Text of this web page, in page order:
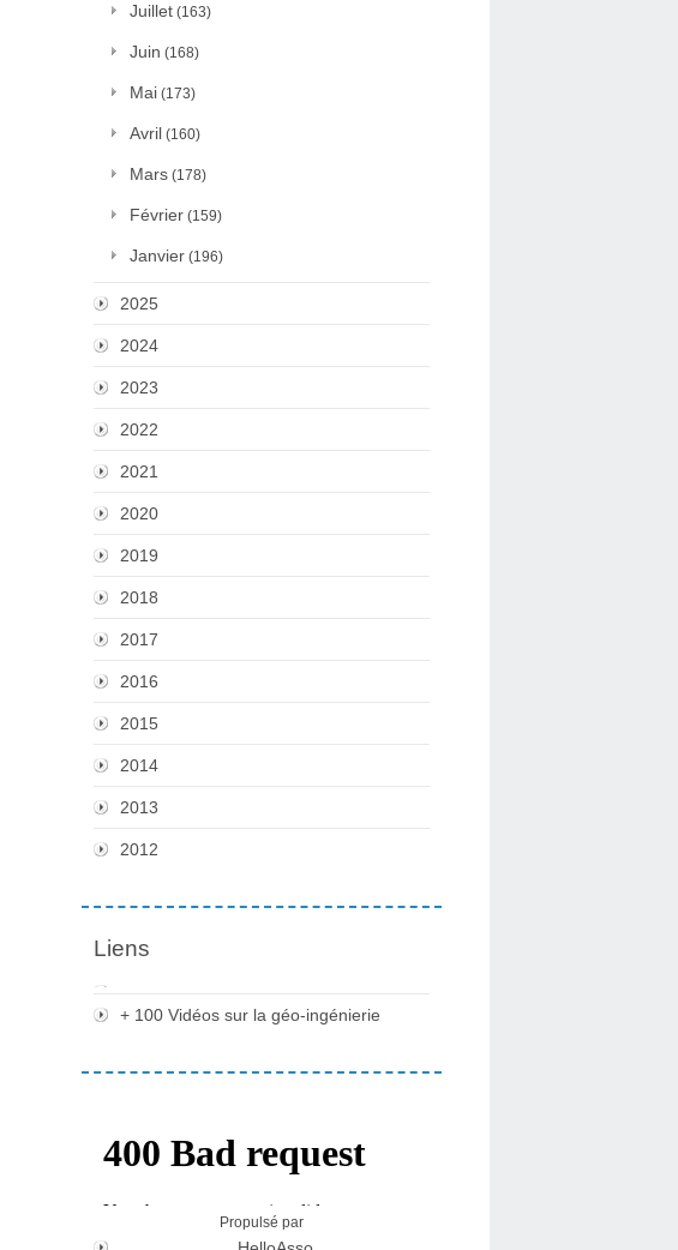
Juillet (163)
Juin (168)
Mai (173)
Avril (160)
Mars (178)
Février (159)
Janvier (196)
2025
2024
2023
2022
2021
2020
2019
2018
2017
2016
2015
2014
2013
2012
Liens
+ 100 Vidéos sur la géo-ingénierie
Propulsé par